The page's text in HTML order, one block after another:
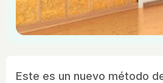
Este es un nuevo método